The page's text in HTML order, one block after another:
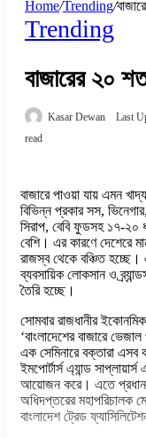
Home/Trending/
Trending
বাজারের ২০
Kasar Dewan Last
read
বাজারে পাওয়া যায় এমন
বিভিন্ন প্রকার সস,
সিরাপ, বেবি ফুডসহ ১৭-
বেশি। এর কারণে দেশেরে
রাজস্ব থেকে বঞ্চিত হচ্ছে।
ব্যবসায়িক লোকসান ও
তৈরি হচ্ছে।
সোমবার রাজধানীর
‘বাংলাদেশের বাজারে
এক সেমিনারে বক্তারা
ইমপোর্টার্স এ্যান্ড
আয়োজন করে। এতে প্রধান
অধিদপ্তরের মহাপরিচালক
বাংলাদেশ ট্রেড